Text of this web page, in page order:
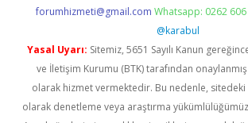
forumhizmeti@gmail.com Whatsapp: 0262
@karabul
Yasal Uyarı: Sitemiz, 5651 Sayılı Kanun
ve İletişim Kurumu (BTK) tarafından onaylanmış
olarak hizmet vermektedir. Bu nedenle,
olarak denetleme veya araştırma